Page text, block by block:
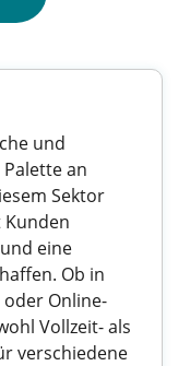
und
an
Sektor
eine
Ob in
Online-
Vollzeit- als
verschiedene